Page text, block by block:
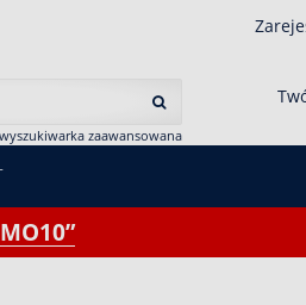
wyszukiwarka zaawansowana